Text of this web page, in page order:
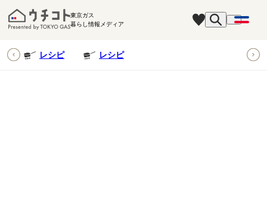
東京ガス
暮らし情報メディア
レシピ レシピ